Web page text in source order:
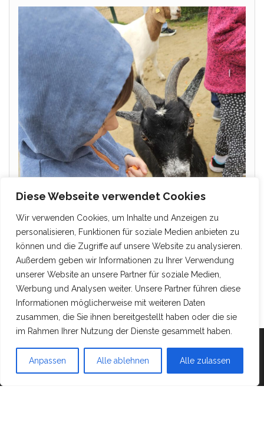
Diese Webseite verwendet Cookies
Wir verwenden Cookies, um Inhalte und Anzeigen zu
personalisieren, Funktionen für soziale Medien anbieten zu
können und die Zugriffe auf unsere Website zu analysieren.
Außerdem geben wir Informationen zu Ihrer Verwendung
unserer Website an unsere Partner für soziale Medien,
Werbung und Analysen weiter. Unsere Partner führen diese
Informationen möglicherweise mit weiteren Daten
zusammen, die Sie ihnen bereitgestellt haben oder die sie
im Rahmen Ihrer Nutzung der Dienste gesammelt haben.
Anpassen Alle ablehnen Alle zulassen
Mit Stolz präsentiert vonWordPress |Theme:Head
Blog